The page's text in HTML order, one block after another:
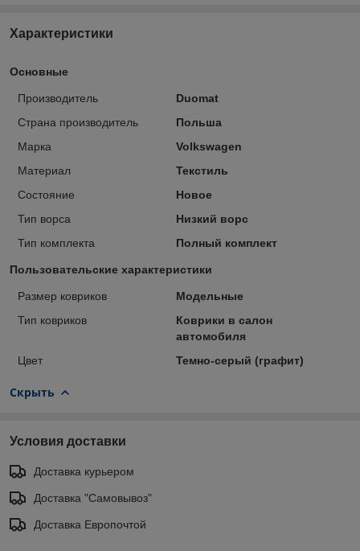
Характеристики
Основные
Производитель
Duomat
Страна производитель
Польша
Марка
Volkswagen
Материал
Текстиль
Состояние
Новое
Тип ворса
Низкий ворс
Тип комплекта
Полный комплект
Пользовательские характеристики
Размер ковриков
Модельные
Тип ковриков
Коврики в салон
автомобиля
Цвет
Темно-серый (графит)
Скрыть
Условия доставки
Доставка курьером
Доставка "Самовывоз"
Доставка Европочтой